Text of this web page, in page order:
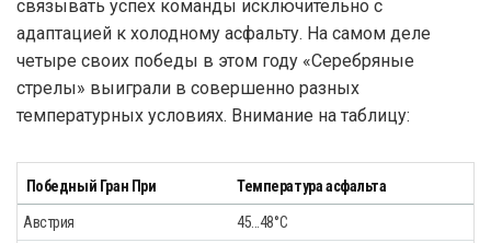
связывать успех команды исключительно с
адаптацией к холодному асфальту. На самом деле
четыре своих победы в этом году «Серебряные
стрелы» выиграли в совершенно разных
температурных условиях. Внимание на таблицу:
Победный Гран При Температура асфальта
Австрия 45...48°C